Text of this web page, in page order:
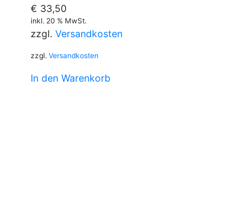
€ 33,50
inkl. 20 % MwSt.
zzgl. Versandkosten
zzgl. Versandkosten
In den Warenkorb